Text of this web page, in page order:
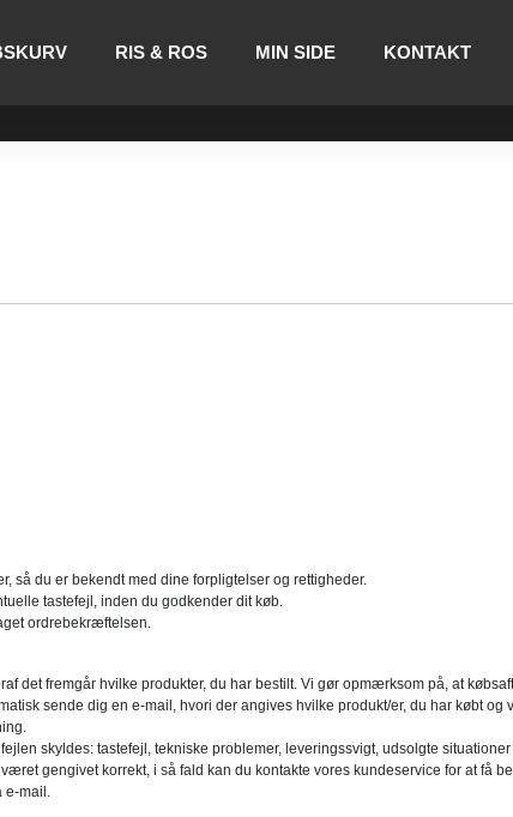
RIS & ROS MIN SIDE KONTAKT
så du er bekendt med dine forpligtelser og rettigheder.
tastefejl, inden du godkender dit køb.
ordrebekræftelsen.
det fremgår hvilke produkter, du har bestilt. Vi gør opmærksom på, at
sende dig en e-mail, hvori der angives hvilke produkt/er, du har købt
skyldes: tastefejl, tekniske problemer, leveringssvigt, udsolgte
gengivet korrekt, i så fald kan du kontakte vores kundeservice for at få
e-mail.